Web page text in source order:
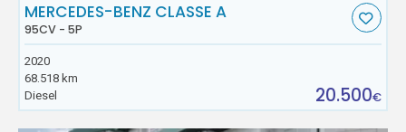
MERCEDES-BENZ CLASSE A
95CV - 5P
2020
68.518 km
Diesel
20.500€